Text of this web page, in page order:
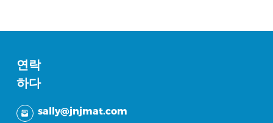
연락
하다
sally@jnjmat.com